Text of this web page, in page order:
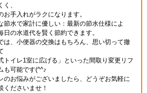
く、
お手入れがラクになります。
節水で家計に優しい：最新の節水仕様によ
日の水道代を賢く節約できます。
は、小便器の交換はもちろん、思い切って撤
トイレ1室に広げる」といった間取り変更リフ
も可能です(^^♪
のお悩みがございましたら、どうぞお気軽に
くださいませ！